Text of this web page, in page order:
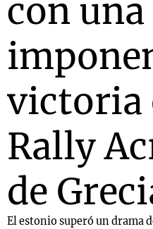
con una
victoria
Rally
de
El estonio superó un drama
Mundial 2026